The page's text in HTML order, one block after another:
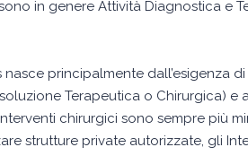
in genere Attività Diagnostica e
principalmente dall’esigenza
Terapeutica o Chirurgica) e
chirurgici sono sempre più
strutture private autorizzate, gli